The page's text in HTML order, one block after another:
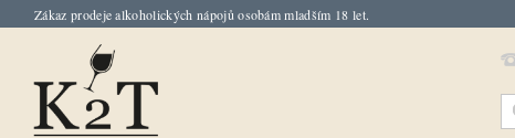
Zákaz prodeje alkoholických nápojů osobám mladším 18 let.